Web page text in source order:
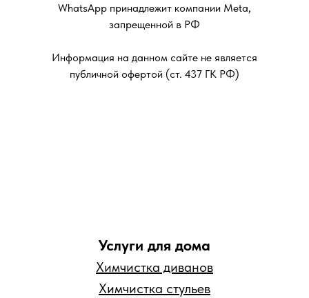
Услуги для дома
Химчистка диванов
Химчистка стульев
WhatsApp принадлежит компании Meta,
запрещенной в РФ
Информация на данном сайте не является
публичной офертой (ст. 437 ГК РФ)